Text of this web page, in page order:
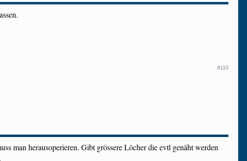
#110
man herausoperieren. Gibt grössere Löcher die evtl genäht werden